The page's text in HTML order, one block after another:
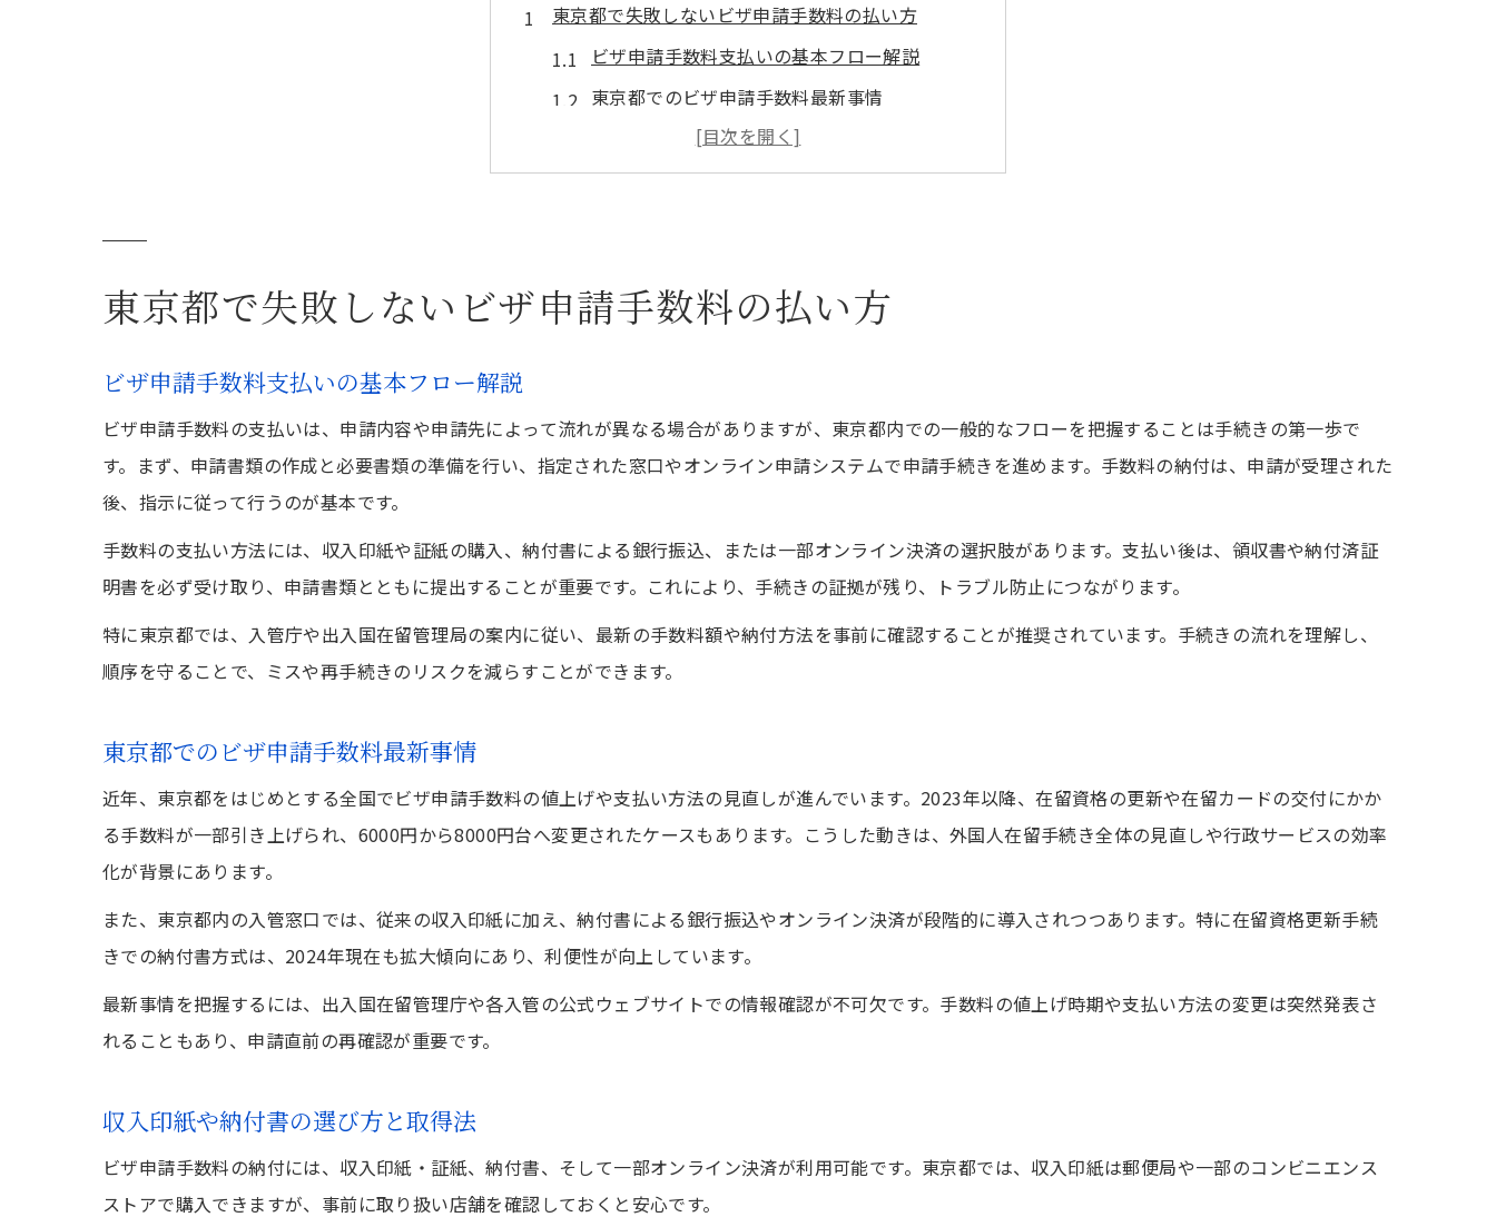
東京都で失敗しないビザ申請手数料の払い方
ビザ申請手数料支払いの基本フロー解説
東京都でのビザ申請手数料最新事情
収入印紙や納付書の選び方と取得法
ビザ申請の支払い方法別メリット比較
ビザ申請時に役立つ納付ポイントまとめ
ビザ申請の納付タイミングと流れの実例
東京都で安心して納付するコツと対策
ビザ申請で使う収入印紙の選び方と注意
納付書の正しい記入と貼付タイミング
東京都でビザ申請時の証紙利用ポイント
誤った印紙購入を防ぐための事前確認法
ビザ申請手数料値上げの最新情報を解説
東京都で値上げ時に取るべき準備と対策
手数料引き上げが及ぼす影響と注意点
ビザ申請費用の節約アイデアまとめ
最新の手続き動向を押さえてビザ申請をスムーズに
ビザ申請の効率化に役立つ最新サービス
変更点を活かしたミス防止ポイント紹介
東京都で失敗しないビザ申請手数料の払い方
ビザ申請手数料支払いの基本フロー解説
ビザ申請手数料の支払いは、申請内容や申請先によって流れが異なる場合がありますが、東京都内での一般的なフローを把握することは手続きの第一歩で
す。まず、申請書類の作成と必要書類の準備を行い、指定された窓口やオンライン申請システムで申請手続きを進めます。手数料の納付は、申請が受理された
後、指示に従って行うのが基本です。
手数料の支払い方法には、収入印紙や証紙の購入、納付書による銀行振込、または一部オンライン決済の選択肢があります。支払い後は、領収書や納付済証
明書を必ず受け取り、申請書類とともに提出することが重要です。これにより、手続きの証拠が残り、トラブル防止につながります。
特に東京都では、入管庁や出入国在留管理局の案内に従い、最新の手数料額や納付方法を事前に確認することが推奨されています。手続きの流れを理解し、
順序を守ることで、ミスや再手続きのリスクを減らすことができます。
東京都でのビザ申請手数料最新事情
近年、東京都をはじめとする全国でビザ申請手数料の値上げや支払い方法の見直しが進んでいます。2023年以降、在留資格の更新や在留カードの交付にかか
る手数料が一部引き上げられ、6000円から8000円台へ変更されたケースもあります。こうした動きは、外国人在留手続き全体の見直しや行政サービスの効率
化が背景にあります。
また、東京都内の入管窓口では、従来の収入印紙に加え、納付書による銀行振込やオンライン決済が段階的に導入されつつあります。特に在留資格更新手続
きでの納付書方式は、2024年現在も拡大傾向にあり、利便性が向上しています。
最新事情を把握するには、出入国在留管理庁や各入管の公式ウェブサイトでの情報確認が不可欠です。手数料の値上げ時期や支払い方法の変更は突然発表さ
れることもあり、申請直前の再確認が重要です。
収入印紙や納付書の選び方と取得法
ビザ申請手数料の納付には、収入印紙・証紙、納付書、そして一部オンライン決済が利用可能です。東京都では、収入印紙は郵便局や一部のコンビニエンス
ストアで購入できますが、事前に取り扱い店舗を確認しておくと安心です。